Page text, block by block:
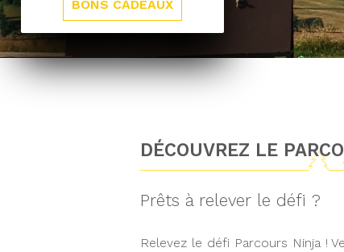
BONS CADEAUX
DÉCOUVREZ LE
Prêts à relever le défi ?
Relevez le défi Parcours Ninja !